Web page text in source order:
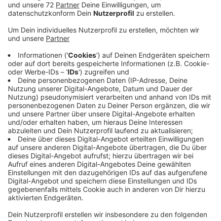
Anzeige
Jessica hat vor kurzem Pizzakartons auf dem Boden
gesehen und Jan findet, dass der Bahnhof sich selbst
überlassen ist und das obwohl die Bahn eine
Reinigungsfirma beauftragt hat. Sie sei für das
komplette Bahnhofsgelände zuständig - also für
Bahnsteige, Fußgängertunnel und Gebäude. Das
Reinigungsteam ist beauftragt auch an Sonntagen und
Feiertagen sauber zu machen. Die Mitarbeiter leeren
Mülleimer, sammeln Zigarettenstummel auf und
kehren sonstigen Müll auf. Falls Ihnen trotzdem Müll,
Dreck und Schmierereien auffallen, gibt es eine
Beschwerde-Hotline bei der Bahn: 0201 182 1055
Hoffnugnsschimmer: Ab dem Frühjahr baut die Stadt
den Bahnhof aufwendig um.